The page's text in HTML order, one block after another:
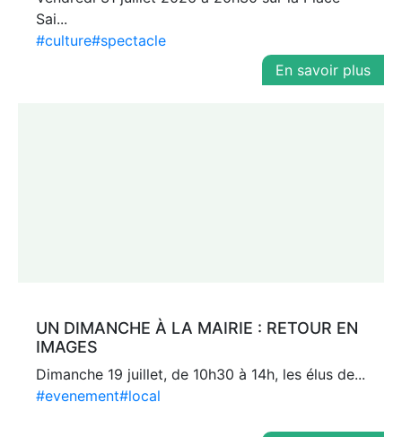
Sai...
#culture#spectacle
En savoir plus
UN DIMANCHE À LA MAIRIE : RETOUR EN
IMAGES
Dimanche 19 juillet, de 10h30 à 14h, les élus de...
#evenement#local